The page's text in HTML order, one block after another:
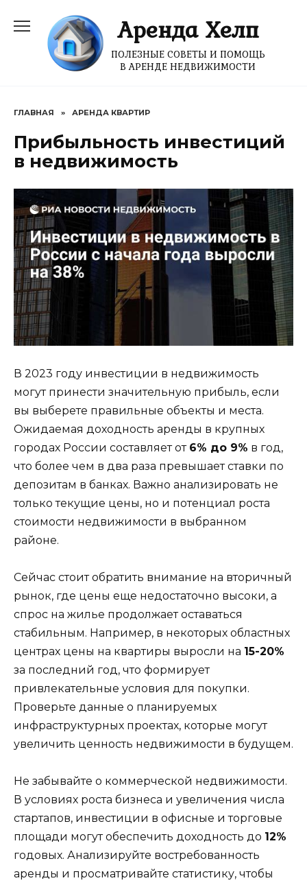
содержанию
Аренда Хелп
ПОЛЕЗНЫЕ СОВЕТЫ И ПОМОЩЬ
В АРЕНДЕ НЕДВИЖИМОСТИ
ГЛАВНАЯ » АРЕНДА КВАРТИР
Прибыльность инвестиций
в недвижимость
В 2023 году инвестиции в недвижимость
могут принести значительную прибыль, если
вы выберете правильные объекты и места.
Ожидаемая доходность аренды в крупных
городах России составляет от 6% до 9% в год,
что более чем в два раза превышает ставки по
депозитам в банках. Важно анализировать не
только текущие цены, но и потенциал роста
стоимости недвижимости в выбранном
районе.
Сейчас стоит обратить внимание на вторичный
рынок, где цены еще недостаточно высоки, а
спрос на жилье продолжает оставаться
стабильным. Например, в некоторых областных
центрах цены на квартиры выросли на 15-20%
за последний год, что формирует
привлекательные условия для покупки.
Проверьте данные о планируемых
инфраструктурных проектах, которые могут
увеличить ценность недвижимости в будущем.
Не забывайте о коммерческой недвижимости.
В условиях роста бизнеса и увеличения числа
стартапов, инвестиции в офисные и торговые
площади могут обеспечить доходность до 12%
годовых. Анализируйте востребованность
аренды и просматривайте статистику, чтобы